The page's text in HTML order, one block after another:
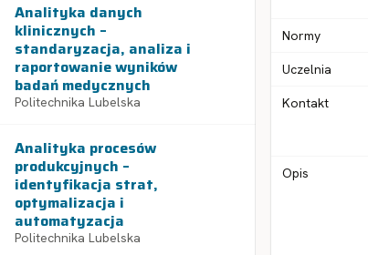
Analityka danych
klinicznych –
standaryzacja, analiza i
raportowanie wyników
badań medycznych
Politechnika Lubelska
Analityka procesów
produkcyjnych –
identyfikacja strat,
optymalizacja i
automatyzacja
Politechnika Lubelska
Normy
Uczelnia
Kontakt
Opis